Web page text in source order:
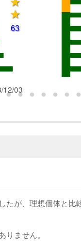
12/03
が、理想個体と比
ません。